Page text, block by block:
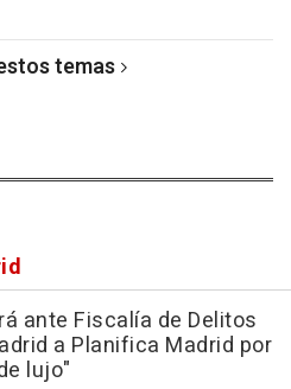
temas
ante Fiscalía de Delitos
a Planifica Madrid por
lujo"